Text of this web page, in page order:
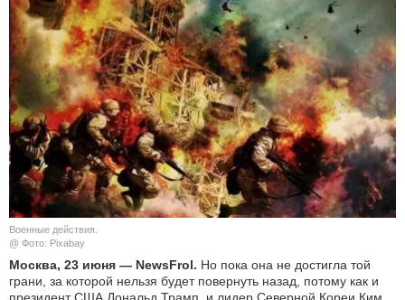
ОБЩЕСТВО
КУЛЬТУРА
НАУКА
СПОРТ
ШОУ-БИЗНЕС
АВТО И МОТО
Военные действия.
@ Фото: Pixabay
Москва, 23 июня — NewsFrol. Но пока она не достигла той
грани, за которой нельзя будет повернуть назад, потому как и
президент США Дональд Трамп, и лидер Северной Кореи Ким